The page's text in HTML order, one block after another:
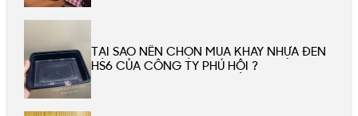
TẠI SAO NÊN CHỌN MUA KHAY NHỰA ĐEN
HS6 CỦA CÔNG TY PHÚ HỘI ?